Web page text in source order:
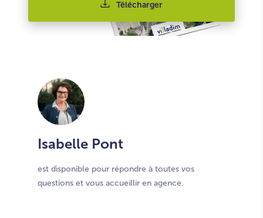
Télécharger
Isabelle Pont
est disponible pour répondre à toutes vos
questions et vous accueillir en agence.